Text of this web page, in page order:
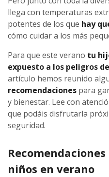
llega con temperaturas
potentes de los que hay
cómo cuidar a los más
Para que este verano tu
expuesto a los peligros
artículo hemos reunido
recomendaciones para
y bienestar. Lee con
que podáis disfrutarla
seguridad.
niños en verano